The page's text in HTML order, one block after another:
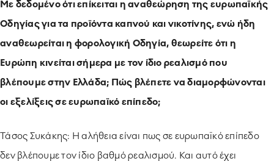
Με δεδομένο ότι επίκειται η αναθεώρηση της ευρωπαϊκής
Οδηγίας για τα προϊόντα καπνού και νικοτίνης, ενώ ήδη
αναθεωρείται η φορολογική Οδηγία, θεωρείτε ότι η
Ευρώπη κινείται σήμερα με τον ίδιο ρεαλισμό που
βλέπουμε στην Ελλάδα; Πώς βλέπετε να διαμορφώνονται
οι εξελίξεις σε ευρωπαϊκό επίπεδο;
Τάσος Συκάκης: Η αλήθεια είναι πως σε ευρωπαϊκό επίπεδο
δεν βλέπουμε τον ίδιο βαθμό ρεαλισμού. Και αυτό έχει